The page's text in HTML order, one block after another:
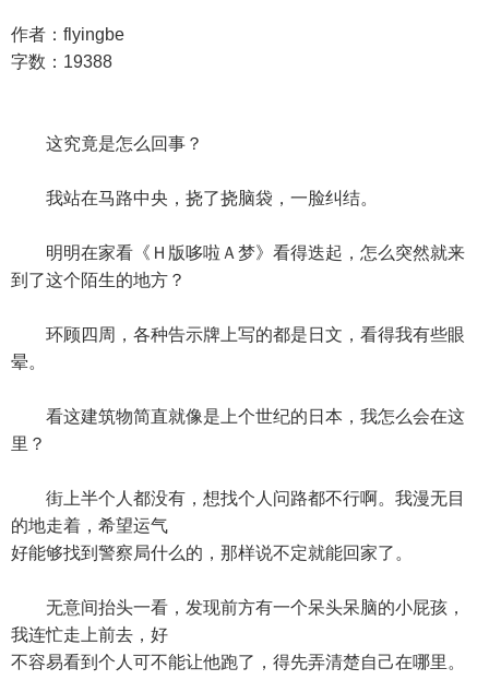
作者：flyingbe
字数：19388
这究竟是怎么回事？
我站在马路中央，挠了挠脑袋，一脸纠结。
明明在家看《Ｈ版哆啦Ａ梦》看得迭起，怎么突然就来
到了这个陌生的地方？
环顾四周，各种告示牌上写的都是日文，看得我有些眼
晕。
看这建筑物简直就像是上个世纪的日本，我怎么会在这
里？
街上半个人都没有，想找个人问路都不行啊。我漫无目
的地走着，希望运气
好能够找到警察局什么的，那样说不定就能回家了。
无意间抬头一看，发现前方有一个呆头呆脑的小屁孩，
我连忙走上前去，好
不容易看到个人可不能让他跑了，得先弄清楚自己在哪里。